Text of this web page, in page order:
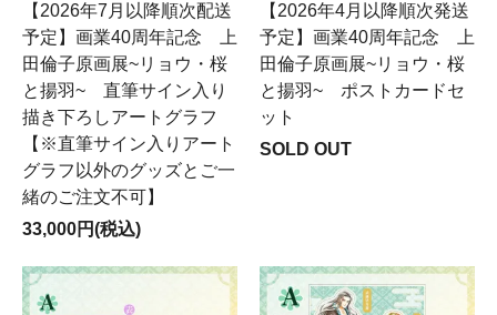
【2026年7月以降順次配送
予定】画業40周年記念 上
田倫子原画展~リョウ・桜
と揚羽~ 直筆サイン入り
描き下ろしアートグラフ
【※直筆サイン入りアート
グラフ以外のグッズとご一
緒のご注文不可】
33,000円(税込)
【2026年4月以降順次発送
予定】画業40周年記念 上
田倫子原画展~リョウ・桜
と揚羽~ ポストカードセ
ット
SOLD OUT